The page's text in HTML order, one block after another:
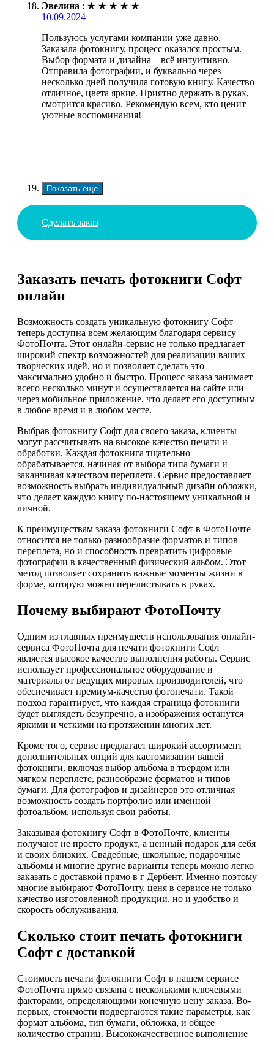
Эвелина : ★ ★ ★ ★ ★
10.09.2024
Пользуюсь услугами компании уже давно.
Заказала фотокнигу, процесс оказался простым.
Выбор формата и дизайна – всё интуитивно.
Отправила фотографии, и буквально через
несколько дней получила готовую книгу. Качество
отличное, цвета яркие. Приятно держать в руках,
смотрится красиво. Рекомендую всем, кто ценит
уютные воспоминания!
Показать еще
Сделать заказ
Заказать печать фотокниги Софт
онлайн
Возможность создать уникальную фотокнигу Софт
теперь доступна всем желающим благодаря сервису
ФотоПочта. Этот онлайн-сервис не только предлагает
широкий спектр возможностей для реализации ваших
творческих идей, но и позволяет сделать это
максимально удобно и быстро. Процесс заказа занимает
всего несколько минут и осуществляется на сайте или
через мобильное приложение, что делает его доступным
в любое время и в любом месте.
Выбрав фотокнигу Софт для своего заказа, клиенты
могут рассчитывать на высокое качество печати и
обработки. Каждая фотокнига тщательно
обрабатывается, начиная от выбора типа бумаги и
заканчивая качеством переплета. Сервис предоставляет
возможность выбрать индивидуальный дизайн обложки,
что делает каждую книгу по-настоящему уникальной и
личной.
К преимуществам заказа фотокниги Софт в ФотоПочте
относится не только разнообразие форматов и типов
переплета, но и способность превратить цифровые
фотографии в качественный физический альбом. Этот
метод позволяет сохранить важные моменты жизни в
форме, которую можно перелистывать в руках.
Почему выбирают ФотоПочту
Одним из главных преимуществ использования онлайн-
сервиса ФотоПочта для печати фотокниги Софт
является высокое качество выполнения работы. Сервис
использует профессиональное оборудование и
материалы от ведущих мировых производителей, что
обеспечивает премиум-качество фотопечати. Такой
подход гарантирует, что каждая страница фотокниги
будет выглядеть безупречно, а изображения останутся
яркими и четкими на протяжении многих лет.
Кроме того, сервис предлагает широкий ассортимент
дополнительных опций для кастомизации вашей
фотокниги, включая выбор альбома в твердом или
мягком переплете, разнообразие форматов и типов
бумаги. Для фотографов и дизайнеров это отличная
возможность создать портфолио или именной
фотоальбом, используя свои работы.
Заказывая фотокнигу Софт в ФотоПочте, клиенты
получают не просто продукт, а ценный подарок для себя
и своих близких. Свадебные, школьные, подарочные
альбомы и многие другие варианты теперь можно легко
заказать с доставкой прямо в г Дербент. Именно поэтому
многие выбирают ФотоПочту, ценя в сервисе не только
качество изготовленной продукции, но и удобство и
скорость обслуживания.
Сколько стоит печать фотокниги
Софт с доставкой
Стоимость печати фотокниги Софт в нашем сервисе
ФотоПочта прямо связана с несколькими ключевыми
факторами, определяющими конечную цену заказа. Во-
первых, стоимости подвергаются такие параметры, как
формат альбома, тип бумаги, обложка, и общее
количество страниц. Высококачественное выполнение